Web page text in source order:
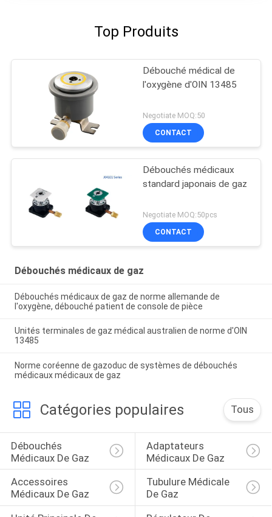
Top Produits
Débouché médical de
l'oxygène d'OIN 13485
Negotiate MOQ:50
CONTACT
Débouchés médicaux
standard japonais de gaz
Negotiate MOQ:50pcs
CONTACT
Débouchés médicaux de gaz
Débouchés médicaux de gaz de norme allemande de
l'oxygène, débouché patient de console de pièce
Unités terminales de gaz médical australien de norme d'OIN
13485
Norme coréenne de gazoduc de systèmes de débouchés
médicaux médicaux de gaz
Catégories populaires Tous
Débouchés
Médicaux De Gaz
Adaptateurs
Médicaux De Gaz
Accessoires
Médicaux De Gaz
Tubulure Médicale
De Gaz